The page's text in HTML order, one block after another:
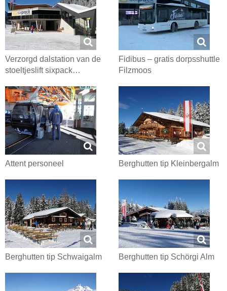
Verzorgd dalstation van de
stoeltjeslift sixpack…
Fidibus – gratis dorpsshuttle
Filzmoos
Attent personeel Berghutten tip Kleinbergalm
Berghutten tip Schwaigalm Berghutten tip Schörgi Alm